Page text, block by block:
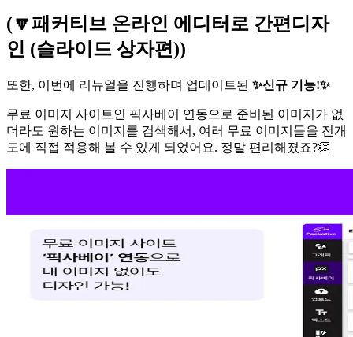
(🔽패커티브 온라인 에디터로 간편디자
인 (슬라이드 상자편))
또한, 이번에 리뉴얼을 진행하며 업데이트된 ✨신규 기능!✨
무료 이미지 사이트인 픽사베이 연동으로 준비된 이미지가 없
더라도 원하는 이미지를 검색해서, 여러 무료 이미지들을 전개
도에 직접 적용해 볼 수 있게 되었어요. 정말 편리해졌죠?👏